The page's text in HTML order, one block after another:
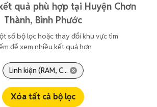
quả phù hợp tại Huyện Chơn
Thành, Bình Phước
số bộ lọc hoặc thay đổi khu vực tìm
để xem nhiều kết quả hơn
Linh kiện (RAM, C...
Xóa tất cả bộ lọc